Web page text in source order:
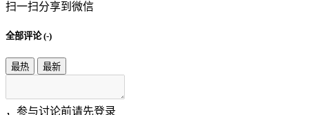
扫一扫分享到微信
全部评论 (-)
最热 最新
，参与讨论前请先登录